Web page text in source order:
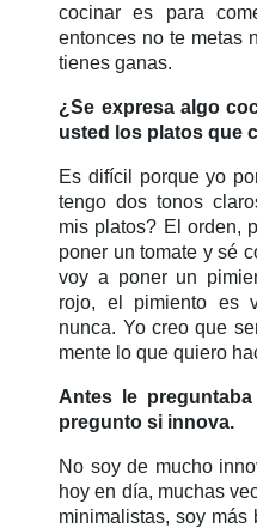
cocinar es para
entonces no te metas
tienes ganas.
¿Se expresa algo
usted los platos que
Es difícil porque yo
tengo dos tonos
mis platos? El orden,
poner un tomate y sé
voy a poner un
rojo, el pimiento es
nunca. Yo creo que
mente lo que quiero
Antes le
pregunto si innova.
No soy de mucho
hoy en día, muchas
minimalistas, soy más